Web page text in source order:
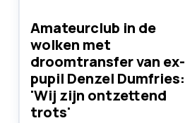
Amateurclub in de
wolken met
droomtransfer van ex-
pupil Denzel Dumfries:
'Wij zijn ontzettend
trots'